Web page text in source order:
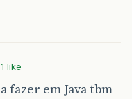
1 like
fazer em Java tbm